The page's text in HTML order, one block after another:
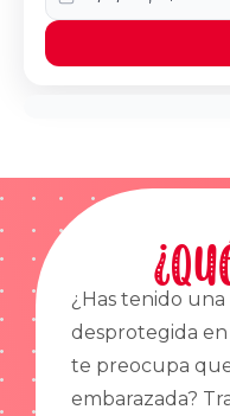
¿Has tenido una
desprotegida
te preocupa
embarazada?